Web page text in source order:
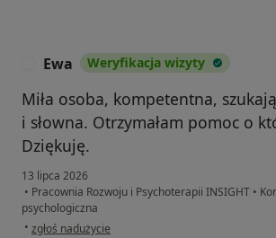
Ewa Weryfikacja wizyty
Miła osoba, kompetentna,
i słowna. Otrzymałam pomoc o
Dziękuję.
13 lipca 2026
• Pracownia Rozwoju i Psychoterapii INSIGHT •
psychologiczna
• w opinii użytkownika Ewa
zgłoś nadużycie